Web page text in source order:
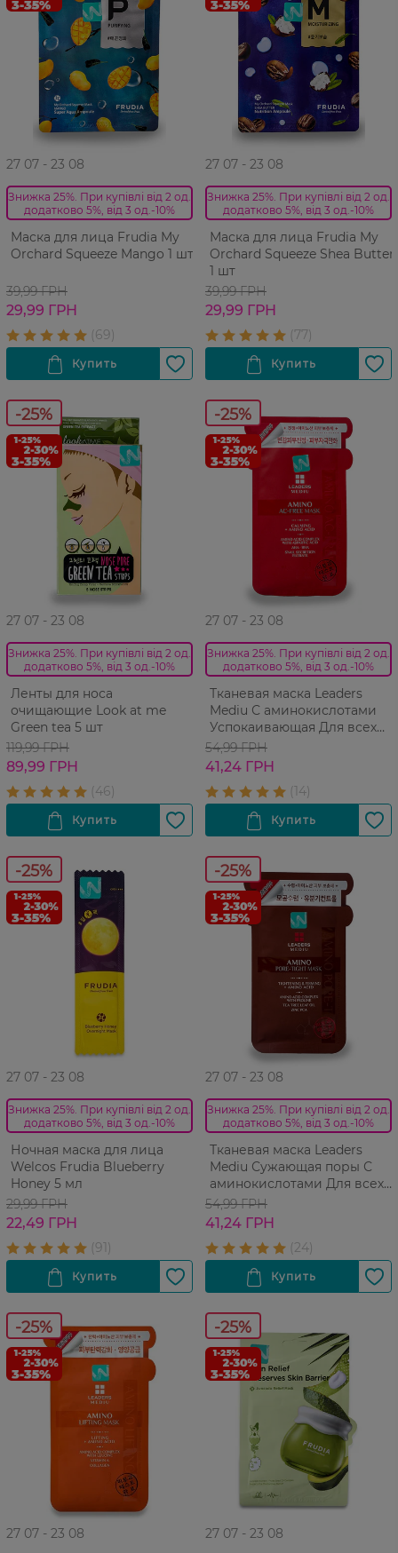
27 07 - 23 08
Знижка 25%. При купівлі від 2 од.
додатково 5%, від 3 од.-10%
Маска для лица Frudia My
Orchard Squeeze Mango 1 шт
39,99 ГРН
29,99 ГРН
27 07 - 23 08
Знижка 25%. При купівлі від 2 од.
додатково 5%, від 3 од.-10%
Маска для лица Frudia My
Orchard Squeeze Shea Butter
1 шт
39,99 ГРН
29,99 ГРН
-25%
27 07 - 23 08
Знижка 25%. При купівлі від 2 од.
додатково 5%, від 3 од.-10%
Ленты для носа
очищающие Look at me
Green tea 5 шт
119,99 ГРН
89,99 ГРН
-25%
27 07 - 23 08
Знижка 25%. При купівлі від 2 од.
додатково 5%, від 3 од.-10%
Тканевая маска Leaders
Mediu С аминокислотами
Успокаивающая Для всех
типов кожи 1 шт
54,99 ГРН
41,24 ГРН
-25%
27 07 - 23 08
Знижка 25%. При купівлі від 2 од.
додатково 5%, від 3 од.-10%
Ночная маска для лица
Welcos Frudia Blueberry
Honey 5 мл
29,99 ГРН
22,49 ГРН
-25%
27 07 - 23 08
Знижка 25%. При купівлі від 2 од.
додатково 5%, від 3 од.-10%
Тканевая маска Leaders
Mediu Сужающая поры С
аминокислотами Для всех
типов кожи 1 шт
54,99 ГРН
41,24 ГРН
-25%
27 07 - 23 08
-25%
27 07 - 23 08